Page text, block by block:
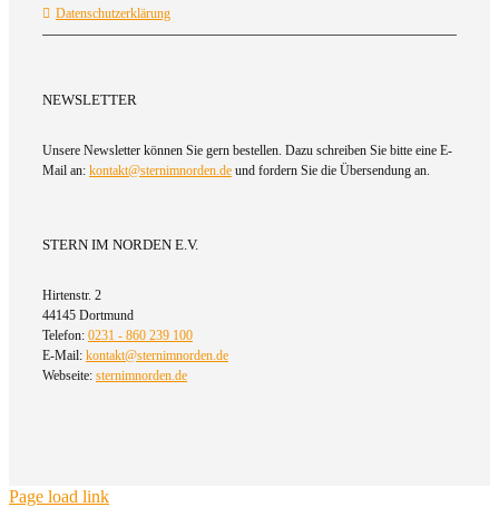
Datenschutzerklärung
NEWSLETTER
Unsere Newsletter können Sie gern bestellen. Dazu schreiben Sie bitte eine E-
Mail an: kontakt@sternimnorden.de und fordern Sie die Übersendung an.
STERN IM NORDEN E.V.
Hirtenstr. 2
44145 Dortmund
Telefon: 0231 - 860 239 100
E-Mail: kontakt@sternimnorden.de
Webseite: sternimnorden.de
Page load link